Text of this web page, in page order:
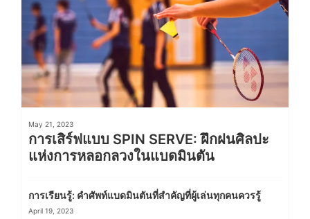
May 21, 2023
การเสิร์ฟแบบ SPIN SERVE: ฝึกฝนศิลปะ
แห่งการหลอกลวงในแบดมินตัน
การเรียนรู้: คำศัพท์แบดมินตันที่สำคัญที่ผู้เล่นทุกคนควรรู้
April 19, 2023